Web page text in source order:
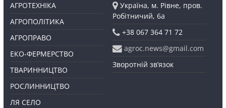
АГРОТЕХНІКА
АГРОПОЛІТИКА
АГРОПРАВО
ЕКО-ФЕРМЕРСТВО
ТВАРИННИЦТВО
РОСЛИННИЦТВО
ЛЯ СЕЛО
Україна, м. Рівне, пров.
Робітничий, 6а
+38 067 364 71 72
agroc.news@gmail.com
Зворотній зв’язок